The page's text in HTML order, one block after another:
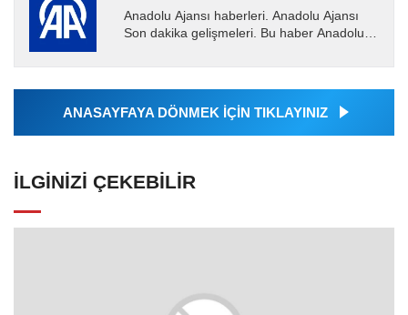
Anadolu Ajansı haberleri. Anadolu Ajansı
Son dakika gelişmeleri. Bu haber Anadolu
Ajansı tarafından...
ANASAYFAYA DÖNMEK İÇİN TIKLAYINIZ
İLGINIZI ÇEKEBILIR